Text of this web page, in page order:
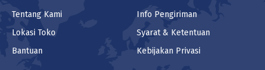
Tentang Kami
Lokasi Toko
Bantuan
Info Pengiriman
Syarat & Ketentuan
Kebijakan Privasi